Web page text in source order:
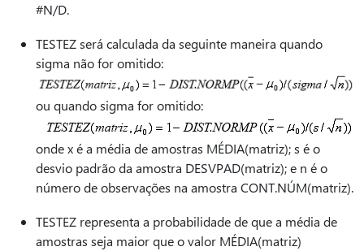
#N/D.
TESTEZ será calculada da seguinte maneira quando
sigma não for omitido:
ou quando sigma for omitido:
onde x é a média de amostras MÉDIA(matriz); s é o
desvio padrão da amostra DESVPAD(matriz); e n é o
número de observações na amostra CONT.NÚM(matriz).
TESTEZ representa a probabilidade de que a média de
amostras seja maior que o valor MÉDIA(matriz)